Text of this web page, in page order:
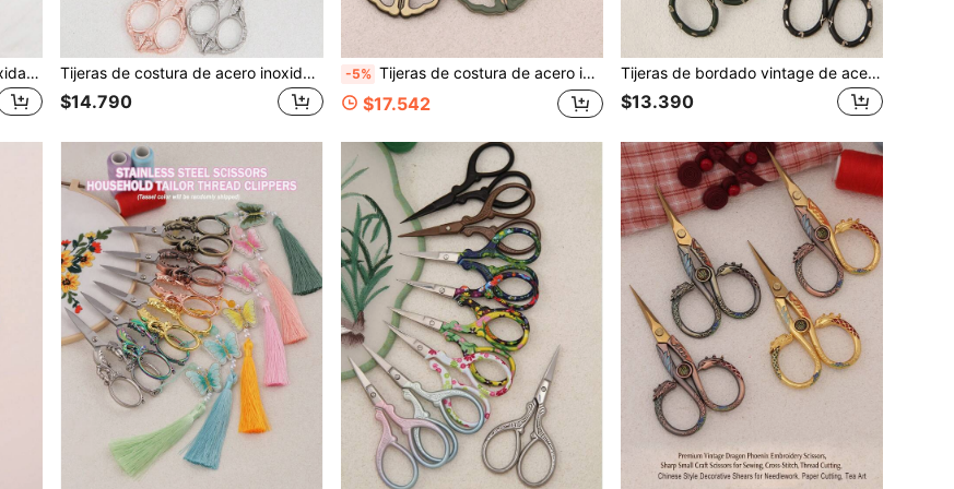
Tijeras pequeñas de acero inoxidable para costura, bordado, trabajo de aguja y corte de tela, tijeras para bordado, tijeras para papel y artesanía, tijeras para pestañas postizas, tijeras para oficina y tijeras de papelería. Tijeras de costura de acero inoxidable de 4.72 pulgadas, tijeras pequeñas con forma de urraca de aleación de zinc, estilo vintage para bordado, punto de cruz y manualidades, punta delicada y puntiaguda para recortar hilos, adecuadas para uso doméstico, boda, oficina, DIY, punto de cruz, corte de hilo, manualidades de papel y ceremonia del té
$14.790
-5% Tijeras de costura de acero inoxidable con mango tallado hueco vintage, hojas puntiagudas afiladas para un corte preciso sin deshilachado, adecuadas para coser, punto de cruz, bordado, papelería/oficina, recorte de cejas, arte del té y colección de entusiastas del estilo oriental
$17.542
Tijeras de bordado vintage de acero inoxidable, adecuadas para punto de cruz, costura, artes, recorte, recorte de cejas, recorte de pestañas, recorte de nariz y barba, proyectos DIY - Decoración floral de bambú/diseño de orquídeas
$13.390